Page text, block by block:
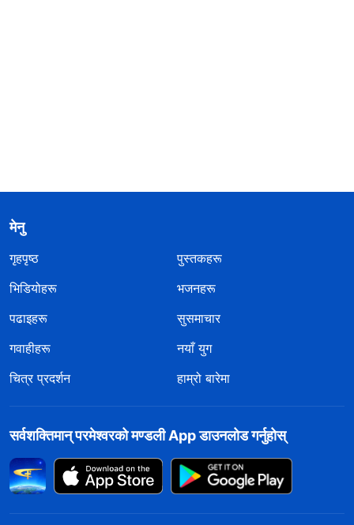
मेनु
गृहपृष्ठ
पुस्तकहरू
भिडियोहरू
भजनहरू
पढाइहरू
सुसमाचार
गवाहीहरू
नयाँ युग
चित्र प्रदर्शन
हाम्रो बारेमा
सर्वशक्तिमान्‌ परमेश्‍वरको मण्डली App डाउनलोड गर्नुहोस्